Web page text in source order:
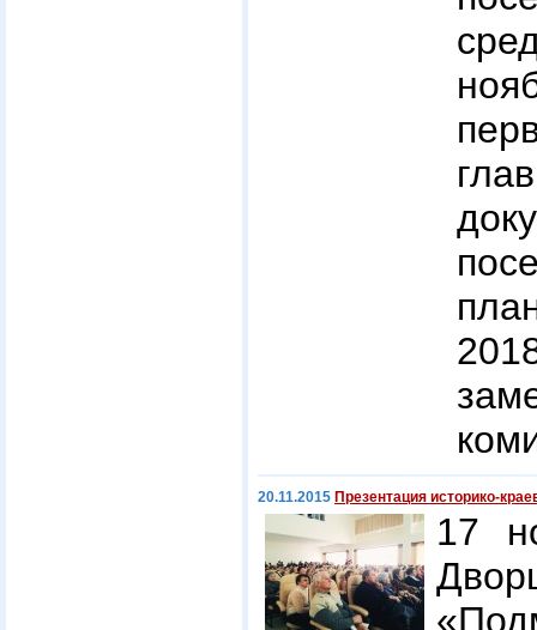
20.11.2015 Презентация историко-
17